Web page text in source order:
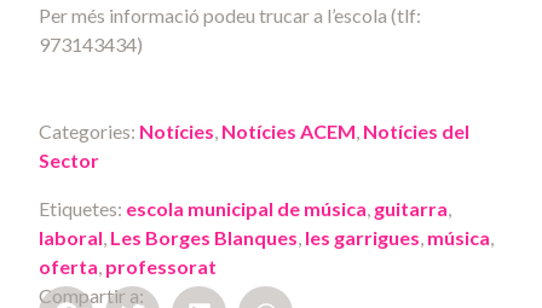
Per més informació podeu trucar a l’escola (tlf:
973143434)
Categories: Notícies, Notícies ACEM, Notícies del
Sector
Etiquetes: escola municipal de música, guitarra,
laboral, Les Borges Blanques, les garrigues, música,
oferta, professorat
Compartir a: